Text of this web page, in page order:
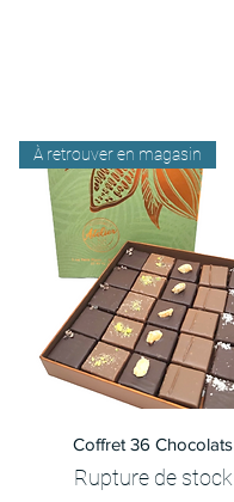
Aperçu rapide
À retrouver en magasin
Coffret 36 Chocolats
Rupture de stock